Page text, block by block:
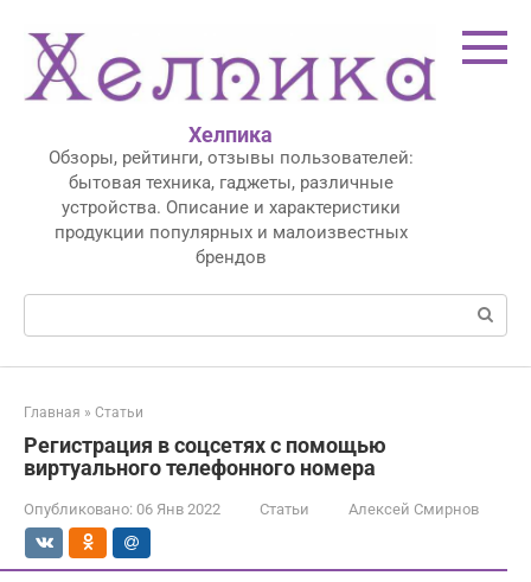
контенту
Хелпика
Обзоры, рейтинги, отзывы пользователей:
бытовая техника, гаджеты, различные
устройства. Описание и характеристики
продукции популярных и малоизвестных
брендов
Поиск:
Главная » Статьи
Регистрация в соцсетях с помощью
виртуального телефонного номера
Опубликовано: 06 Янв 2022 Статьи Алексей Смирнов